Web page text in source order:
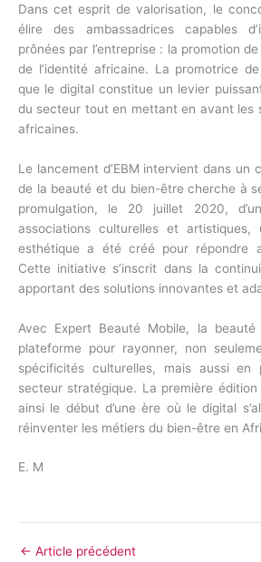
Dans cet esprit de valorisation, le
élire des ambassadrices capables
prônées par l’entreprise : la promotion
de l’identité africaine. La promotrice de
que le digital constitue un levier
du secteur tout en mettant en avant les
africaines.
Le lancement d’EBM intervient dans un
de la beauté et du bien-être cherche à
promulgation, le 20 juillet 2020,
associations culturelles et
esthétique a été créé pour répondre
Cette initiative s’inscrit dans la
apportant des solutions innovantes et
Avec Expert Beauté Mobile, la
plateforme pour rayonner, non
spécificités culturelles, mais aussi en
secteur stratégique. La première édition
ainsi le début d’une ère où le digital
réinventer les métiers du bien-être en
E. M
← Article précédent